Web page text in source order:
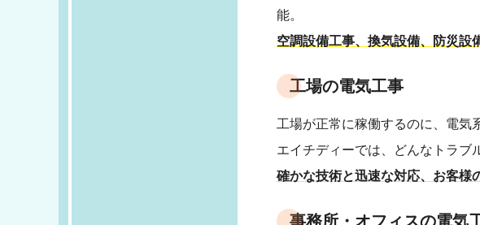
能。
空調設備工事、換気設備、防災設
工場の電気工事
工場が正常に稼働するのに、電気
エイチディーでは、どんなトラブ
確かな技術と迅速な対応、お客様